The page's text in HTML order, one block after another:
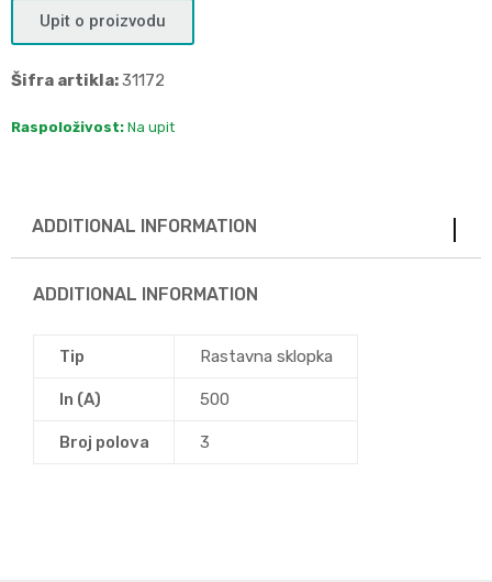
Upit o proizvodu
Šifra artikla:31172
Raspoloživost: Na upit
ADDITIONAL INFORMATION
ADDITIONAL INFORMATION
Tip Rastavna sklopka
In (A) 500
Broj polova 3